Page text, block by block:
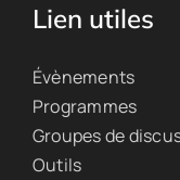
Lien utiles
Évènements
Programmes
Groupes de
Outils